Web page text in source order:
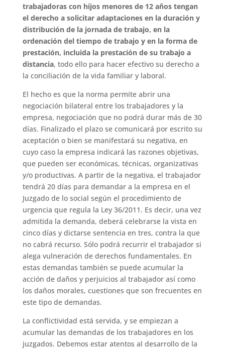
trabajadoras con hijos menores de 12 años tengan
el derecho a solicitar adaptaciones en la duración y
distribución de la jornada de trabajo, en la
ordenación del tiempo de trabajo y en la forma de
prestación, incluida la prestación de su trabajo a
distancia, todo ello para hacer efectivo su derecho a
la conciliación de la vida familiar y laboral.
El hecho es que la norma permite abrir una
negociación bilateral entre los trabajadores y la
empresa, negociación que no podrá durar más de 30
días. Finalizado el plazo se comunicará por escrito su
aceptación o bien se manifestará su negativa, en
cuyo caso la empresa indicará las razones objetivas,
que pueden ser económicas, técnicas, organizativas
y/o productivas. A partir de la negativa, el trabajador
tendrá 20 días para demandar a la empresa en el
Juzgado de lo social según el procedimiento de
urgencia que regula la Ley 36/2011. Es decir, una vez
admitida la demanda, deberá celebrarse la vista en
cinco días y dictarse sentencia en tres, contra la que
no cabrá recurso. Sólo podrá recurrir el trabajador si
alega vulneración de derechos fundamentales. En
estas demandas también se puede acumular la
acción de daños y perjuicios al trabajador así como
los daños morales, cuestiones que son frecuentes en
este tipo de demandas.
La conflictividad está servida, y se empiezan a
acumular las demandas de los trabajadores en los
juzgados. Debemos estar atentos al desarrollo de la